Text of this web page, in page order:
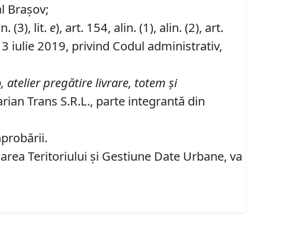
Brașov;
(3), lit. e), art. 154, alin. (1), alin. (2), art.
iulie 2019, privind Codul administrativ,
atelier pregătire livrare, totem şi
Trans S.R.L., parte integrantă din
Teritoriului şi Gestiune Date Urbane, va